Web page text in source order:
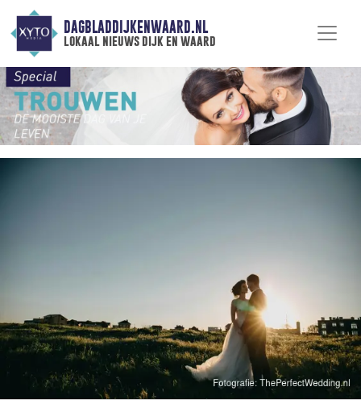
DAGBLADDIJKENWAARD.NL
lokaal nieuws dijk en waard